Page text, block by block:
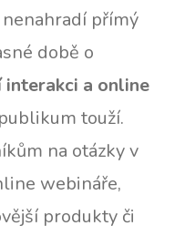
přímý
době o
interakci a online
touží.
na otázky v
webináře,
produkty či